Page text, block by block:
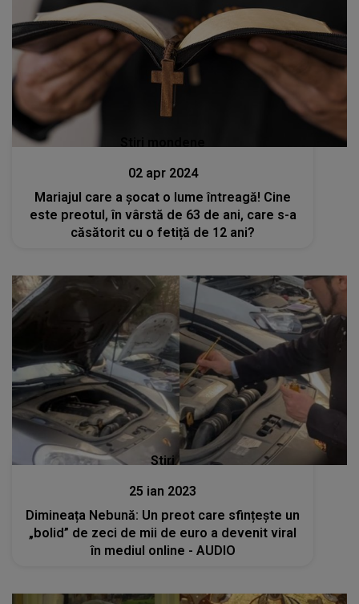
02 apr 2024
Mariajul care a șocat o lume întreagă! Cine
este preotul, în vârstă de 63 de ani, care s-a
căsătorit cu o fetiță de 12 ani?
Stiri
25 ian 2023
Dimineața Nebună: Un preot care sfințește un
„bolid” de zeci de mii de euro a devenit viral
în mediul online - AUDIO